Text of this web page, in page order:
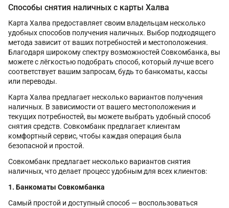
Способы снятия наличных с карты Халва
Карта Халва предоставляет своим владельцам несколько
удобных способов получения наличных. Выбор подходящего
метода зависит от ваших потребностей и местоположения.
Благодаря широкому спектру возможностей Совкомбанка, вы
можете с лёгкостью подобрать способ, который лучше всего
соответствует вашим запросам, будь то банкоматы, кассы
или переводы.
Карта Халва предлагает несколько вариантов получения
наличных. В зависимости от вашего местоположения и
текущих потребностей, вы можете выбрать удобный способ
снятия средств. Совкомбанк предлагает клиентам
комфортный сервис, чтобы каждая операция была
безопасной и простой.
Совкомбанк предлагает несколько вариантов снятия
наличных, что делает процесс удобным для всех клиентов:
1. Банкоматы Совкомбанка
Самый простой и доступный способ — воспользоваться